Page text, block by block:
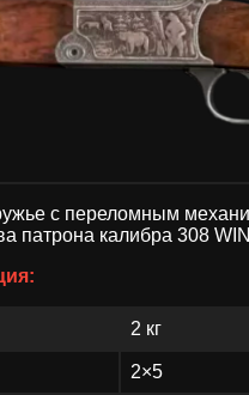
с переломным
патрона калибра 308
2 кг
2×5